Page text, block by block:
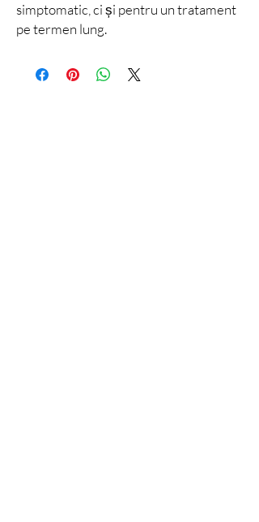
simptomatic, ci și pentru un tratament
pe termen lung.